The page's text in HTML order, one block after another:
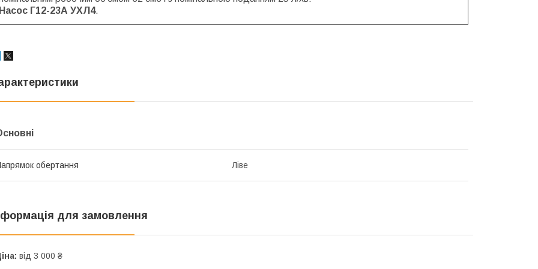
Насос Г12-23А УХЛ4.
обертання Ліве
для замовлення
від 3 000 ₴